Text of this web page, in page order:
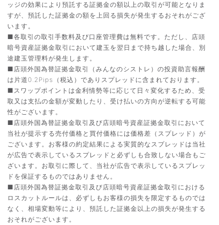
ッジの効果により預託する証拠金の額以上の取引が可能となりま
すが、預託した証拠金の額を上回る損失が発生するおそれがござ
います。
■各取引の取引手数料及び口座管理費は無料です。ただし、店頭
暗号資産証拠金取引において建玉を翌日まで持ち越した場合、別
途建玉管理料が発生します。
■店頭外国為替証拠金取引（みんなのシストレ）の投資助言報酬
は片道0.2Pips（税込）でありスプレッドに含まれております。
■スワップポイントは金利情勢等に応じて日々変化するため、受
取又は支払の金額が変動したり、受け払いの方向が逆転する可能
性がございます。
■店頭外国為替証拠金取引及び店頭暗号資産証拠金取引において
当社が提示する売付価格と買付価格には価格差（スプレッド）が
ございます。お客様の約定結果による実質的なスプレッドは当社
が広告で表示しているスプレッドと必ずしも合致しない場合もご
ざいます。お取引に際して、当社が広告で表示しているスプレッ
ドを保証するものではありません。
■店頭外国為替証拠金取引及び店頭暗号資産証拠金取引における
ロスカットルールは、必ずしもお客様の損失を限定するものでは
なく、相場変動等により、預託した証拠金以上の損失が発生する
おそれがございます。